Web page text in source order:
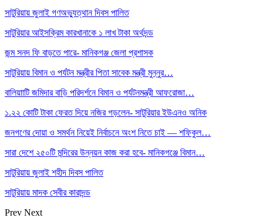
সাটুরিয়ায় জুলাই গণঅভ্যুত্থান দিবস পালিত
সাটুরিয়ার আইসক্রিম কারখানাকে ১ লাখ টাকা অর্থদন্ড
জন্ম সনদ ফি বাড়তে পারে- মানিকগঞ্জ জেলা প্রশাসক
সাটুরিয়ায় বিমান ও পর্যটন মন্ত্রীর পিতা সাবেক মন্ত্রী মুন্নুর…
বালিয়াাটি জমিদার বাড়ি পরিদর্শনে বিমান ও পর্যটনমন্ত্রী আফরোজা…
১.২২ কোটি টাকা ফেরত দিয়ে নজির গড়লেন- সাটুরিয়ার ইউএনও অনিক
জনগণের দোয়া ও সমর্থন নিয়েই নির্বাচনে অংশ নিতে চাই — শফিকুল…
সারা দেশে ২৫০টি মন্দিরের উন্নয়ন কাজ করা হবে- মানিকগঞ্জে বিমান…
সাটুরিয়ায় জুলাই শহীদ দিবস পালিত
সাটুরিয়ায় মাদক সেবীর কারাদন্ড
Prev Next